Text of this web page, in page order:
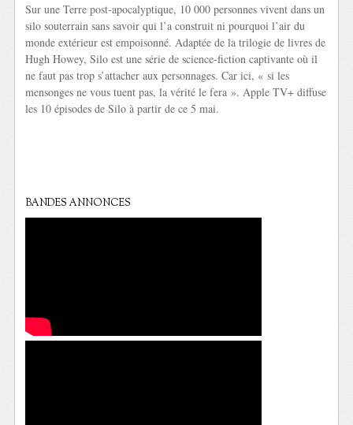
Sur une Terre post-apocalyptique, 10 000 personnes vivent dans un
silo souterrain sans savoir qui l’a construit ni pourquoi l’air du
monde extérieur est empoisonné. Adaptée de la trilogie de livres de
Hugh Howey, Silo est une série de science-fiction captivante où il
ne faut pas trop s’attacher aux personnages. Car ici, « si les
mensonges ne vous tuent pas, la vérité le fera ». Apple TV+ diffuse
les 10 épisodes de Silo à partir de ce 5 mai.
BANDES ANNONCES